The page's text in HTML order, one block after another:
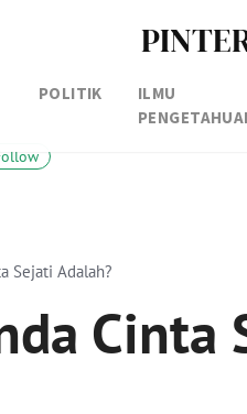
POLITIK
ILMU
Sejati Adalah?
Cinta